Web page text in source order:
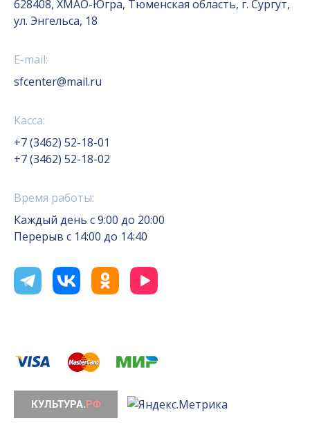
628408, ХМАО-Югра, Тюменская область, г. Сургут,
ул. Энгельса, 18
E-mail:
sfcenter@mail.ru
Касса:
+7 (3462) 52-18-01
+7 (3462) 52-18-02
Время работы:
Каждый день с 9:00 до 20:00
Перерыв с 14:00 до 14:40